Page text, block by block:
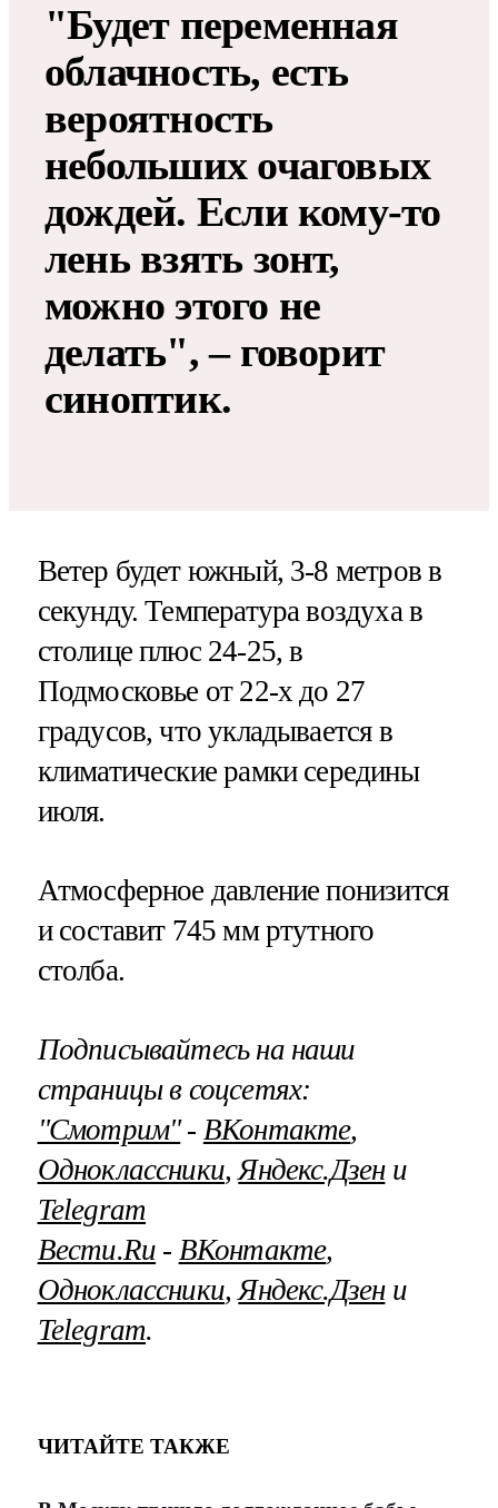
"Будет переменная
облачность, есть
вероятность
небольших очаговых
дождей. Если кому-то
лень взять зонт,
можно этого не
делать", – говорит
синоптик.
Ветер будет южный, 3-8 метров в
секунду. Температура воздуха в
столице плюс 24-25, в
Подмосковье от 22-х до 27
градусов, что укладывается в
климатические рамки середины
июля.
Атмосферное давление понизится
и составит 745 мм ртутного
столба.
Подписывайтесь на наши
страницы в соцсетях:
"Смотрим"‐ ВКонтакте,
Одноклассники, Яндекс.Дзени
Telegram
Вести.Ru ‐ ВКонтакте,
Одноклассники, Яндекс.Дзени
Telegram.
ЧИТАЙТЕ ТАКЖЕ